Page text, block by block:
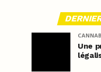
Une